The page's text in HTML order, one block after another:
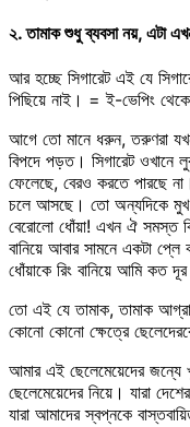
২. তামাক শুধু ব্যবসা নয়, এটা
আর হচ্ছে সিগারেট এই যে
পিছিয়ে নাই। = ই-ভেপিং
আগে তো মানে ধরুন, তরুণরা যখন
বিপদে পড়ত। সিগারেট ওখানে
ফেলেছে, বেরও করতে পারছে
চলে আসছে। তো অন্যদিকে মুখ
বেরোলো ধোঁয়া! এখন ঐ সমস্ত
বানিয়ে আবার সামনে একটা
ধোঁয়াকে রিং বানিয়ে আমি কত দূর
তো এই যে তামাক, তামাক
কোনো কোনো ক্ষেত্রে
আমার এই ছেলেমেয়েদের
ছেলেমেয়েদের নিয়ে। যারা
যারা আমাদের স্বপ্নকে